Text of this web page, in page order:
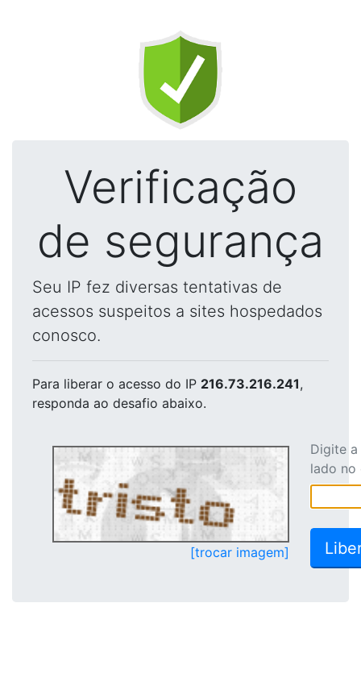
Verificação
de segurança
Seu IP fez diversas tentativas de
acessos suspeitos a sites hospedados
conosco.
Para liberar o acesso do IP 216.73.216.241,
responda ao desafio abaixo.
[trocar imagem]
Digite
lado no